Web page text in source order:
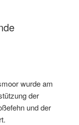
wurde am
der
und der